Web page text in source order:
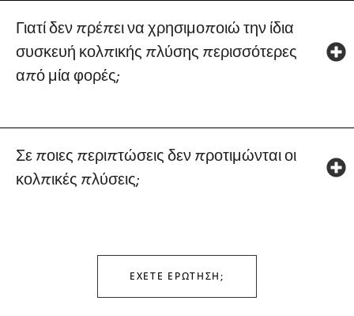
Γιατί δεν πρέπει να χρησιμοποιώ την ίδια
συσκευή κολπικής πλύσης περισσότερες
από μία φορές;
Σε ποιες περιπτώσεις δεν προτιμώνται οι
κολπικές πλύσεις;
ΕΧΕΤΕ ΕΡΩΤΗΣΗ;